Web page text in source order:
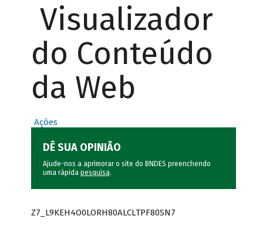
Visualizador
do Conteúdo
da Web
Ações
DÊ SUA OPINIÃO
Ajude-nos a aprimorar o site do BNDES preenchendo
uma rápida pesquisa.
Z7_L9KEH4O0LORH80ALCLTPF80SN7